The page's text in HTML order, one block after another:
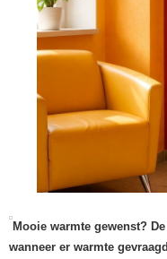
Mooie warmte gewenst?
wanneer er warmte